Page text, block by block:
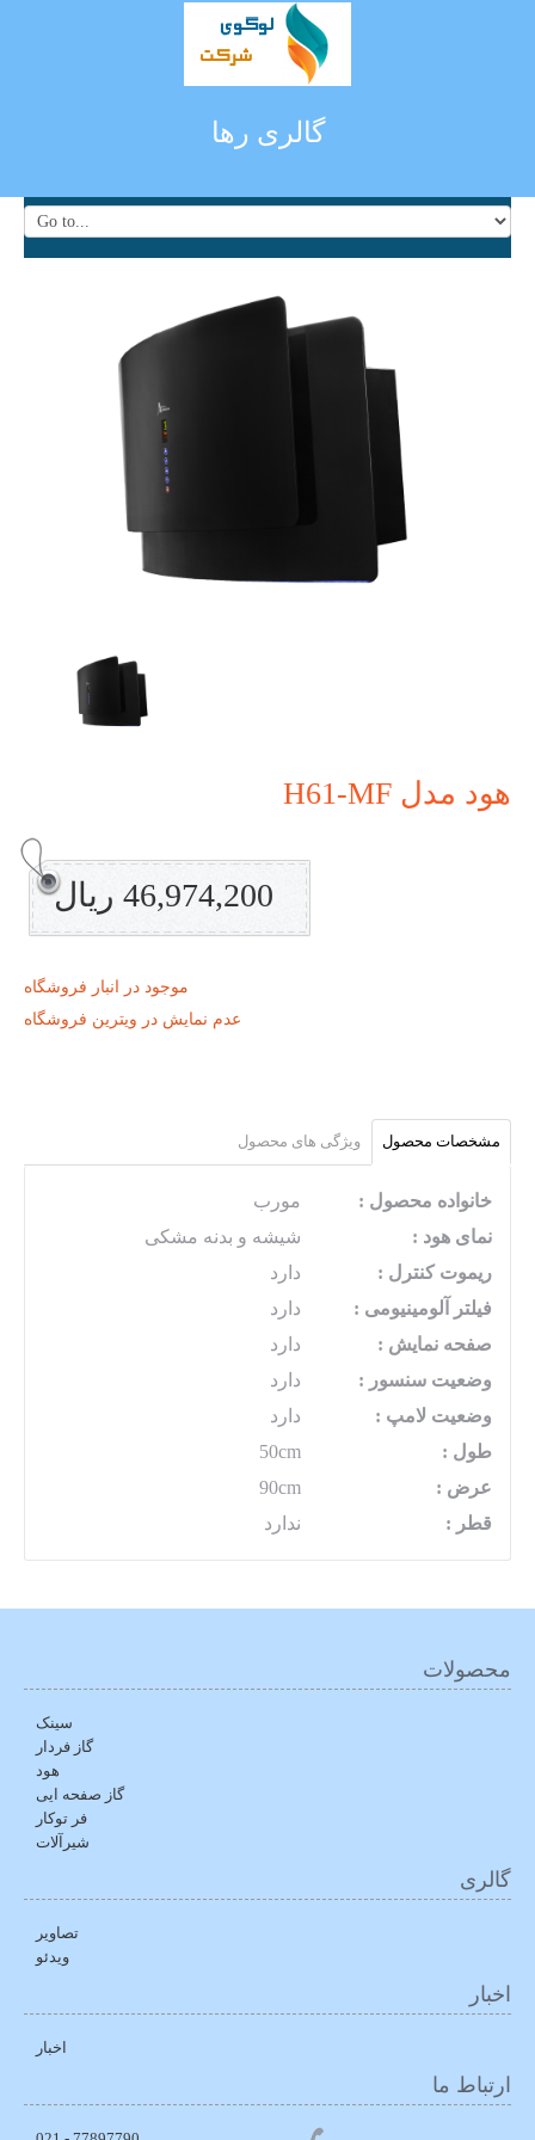
گالری رها
هود مدل H61-MF
46,974,200 ریال
موجود در انبار فروشگاه
عدم نمایش در ویترین فروشگاه
مشخصات محصول ویژگی های محصول
خانواده محصول :
مورب
نمای هود :
شیشه و بدنه مشکی
ریموت کنترل :
دارد
فیلتر آلومینیومی :
دارد
صفحه نمایش :
دارد
وضعیت سنسور :
دارد
وضعیت لامپ :
دارد
طول :
50cm
عرض :
90cm
قطر :
ندارد
محصولات
سینک
گاز فردار
هود
گاز صفحه ایی
فر توکار
شیرآلات
گالری
تصاویر
ویدئو
اخبار
اخبار
ارتباط ما